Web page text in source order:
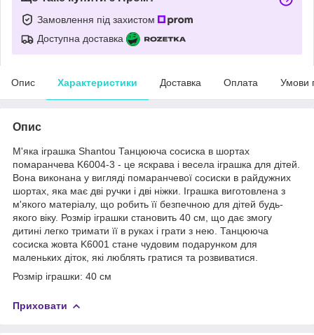
Замовлення під захистом
Доступна доставка
Опис Характеристики Доставка Оплата Умови
Опис
М'яка іграшка Shantou Танцююча сосиска в шортах
помаранчева K6004-3 - це яскрава і весела іграшка для дітей.
Вона виконана у вигляді помаранчевої сосиски в райдужних
шортах, яка має дві ручки і дві ніжки. Іграшка виготовлена з
м'якого матеріалу, що робить її безпечною для дітей будь-
якого віку. Розмір іграшки становить 40 см, що дає змогу
дитині легко тримати її в руках і грати з нею. Танцююча
сосиска жовта K6001 стане чудовим подарунком для
маленьких діток, які люблять гратися та розвиватися.
Розмір іграшки: 40 см
Приховати